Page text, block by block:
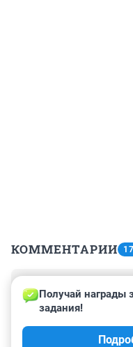
КОММЕНТАРИИ 17
26 января 2015, 10:28
А почему именно
денег занимается,
ему доверила!!!!!
Получай награды
задания!